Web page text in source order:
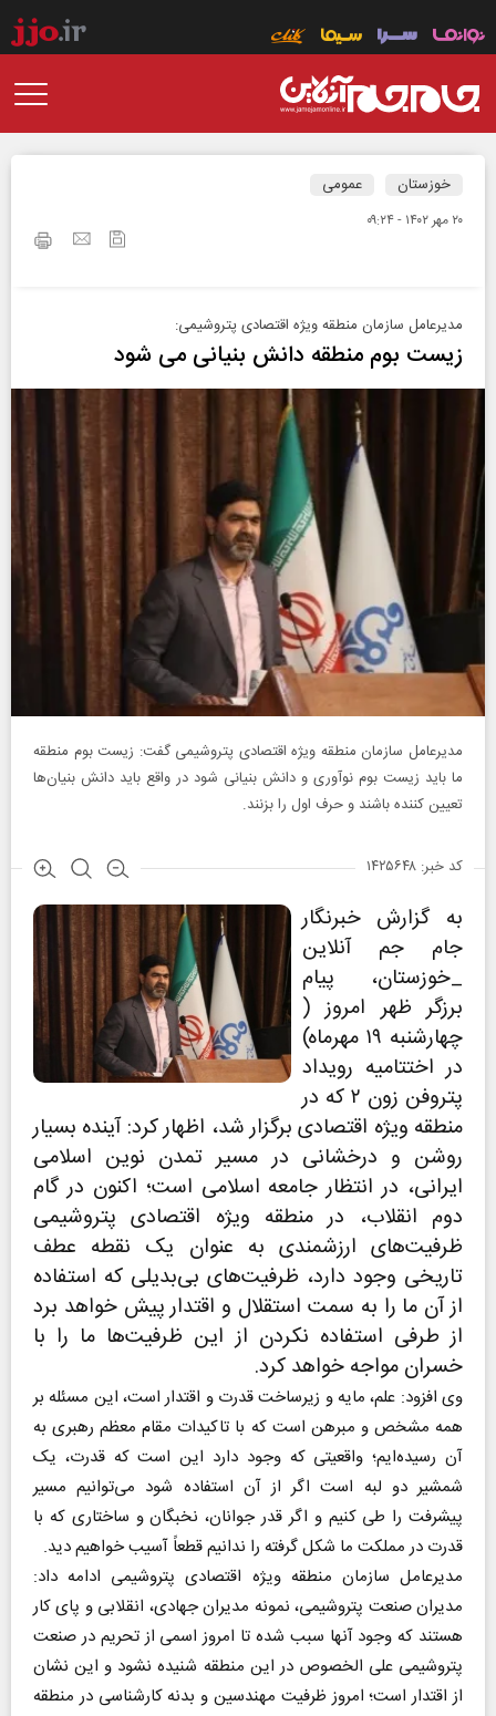
خوزستان عمومی
۲۰ مهر ۱۴۰۲ - ۰۹:۲۴
مدیرعامل سازمان منطقه ویژه اقتصادی پتروشیمی:
زیست بوم منطقه دانش بنیانی می شود
مدیرعامل سازمان منطقه ویژه اقتصادی پتروشیمی گفت: زیست بوم منطقه
ما باید زیست بوم نوآوری و دانش بنیانی شود در واقع باید دانش بنیان‌ها
تعیین کننده باشند و حرف اول را بزنند.
کد خبر: ۱۴۲۵۶۴۸
به گزارش خبرنگار
جام جم آنلاین
_خوزستان، پیام
برزگر ظهر امروز (
چهارشنبه ۱۹ مهرماه)
در اختتامیه رویداد
پتروفن زون ۲ که در
منطقه ویژه اقتصادی برگزار شد، اظهار کرد: آینده بسیار
روشن و درخشانی در مسیر تمدن نوین اسلامی
ایرانی، در انتظار جامعه اسلامی است؛ اکنون در گام
دوم انقلاب، در منطقه ویژه اقتصادی پتروشیمی
ظرفیت‌های ارزشمندی به عنوان یک نقطه عطف
تاریخی وجود دارد، ظرفیت‌های بی‌بدیلی که استفاده
از آن ما را به سمت استقلال و اقتدار پیش خواهد برد
از طرفی استفاده نکردن از این ظرفیت‌ها ما را با
خسران مواجه خواهد کرد.
وی افزود: علم، مایه و زیرساخت قدرت و اقتدار است، این مسئله بر
همه مشخص و مبرهن است که با تاکیدات مقام معظم رهبری به
آن رسیده‌ایم؛ واقعیتی که وجود دارد این است که قدرت، یک
شمشیر دو لبه است اگر از آن استفاده شود می‌توانیم مسیر
پیشرفت را طی کنیم و اگر قدر جوانان، نخبگان و ساختاری که با
قدرت در مملکت ما شکل گرفته را ندانیم قطعاً آسیب خواهیم دید.
مدیرعامل سازمان منطقه ویژه اقتصادی پتروشیمی ادامه داد:
مدیران صنعت پتروشیمی، نمونه مدیران جهادی، انقلابی و پای کار
هستند که وجود آنها سبب شده تا امروز اسمی از تحریم در صنعت
پتروشیمی علی الخصوص در این منطقه شنیده نشود و این نشان
از اقتدار است؛ امروز ظرفیت مهندسین و بدنه کارشناسی در منطقه